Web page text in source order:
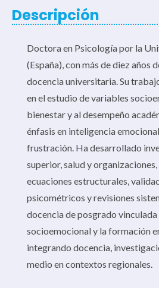
Descripción
Doctora en Psicología por la
(España), con más de diez años
docencia universitaria. Su
en el estudio de variables
bienestar y al desempeño
énfasis en inteligencia
frustración. Ha desarrollado
superior, salud y
ecuaciones estructurales,
psicométricos y revisiones
docencia de posgrado
socioemocional y la formación
integrando docencia,
medio en contextos regionales.